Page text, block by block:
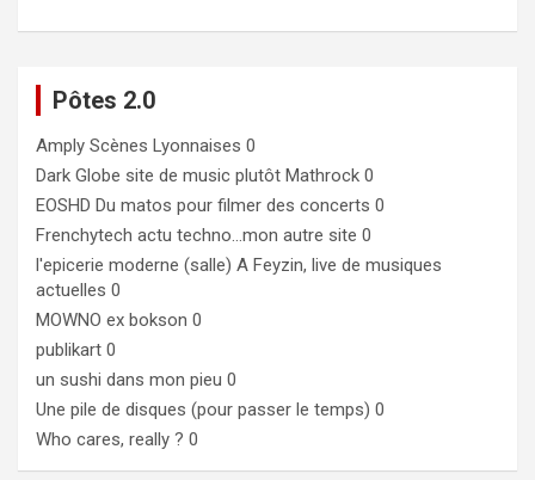
Pôtes 2.0
Amply Scènes Lyonnaises 0
Dark Globe site de music plutôt Mathrock 0
EOSHD Du matos pour filmer des concerts 0
Frenchytech actu techno…mon autre site 0
l'epicerie moderne (salle) A Feyzin, live de musiques
actuelles 0
MOWNO ex bokson 0
publikart 0
un sushi dans mon pieu 0
Une pile de disques (pour passer le temps) 0
Who cares, really ? 0